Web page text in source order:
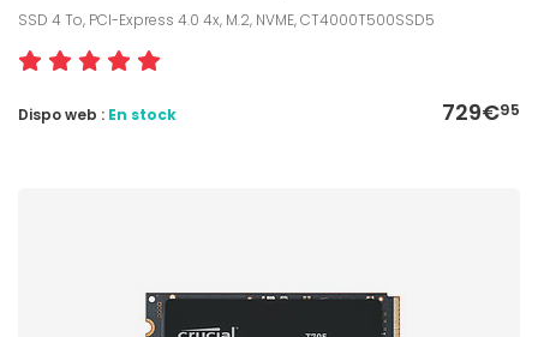
SSD 4 To, PCI-Express 4.0 4x, M.2, NVME, CT4000T500SSD5
729€95
Dispo web : En stock